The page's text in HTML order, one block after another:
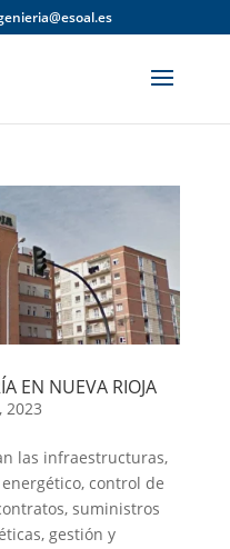
EN NUEVA RIOJA
2023
las infraestructuras,
control de
suministros
gestión y